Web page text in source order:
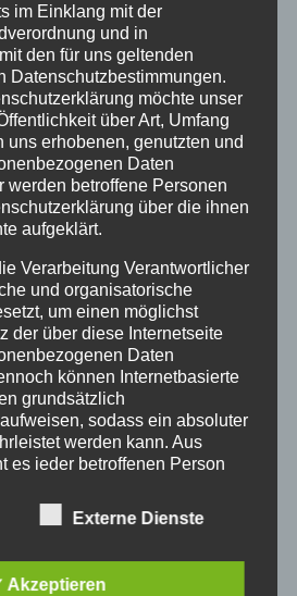
im Shop
im Einklang mit der
und in
den für uns geltenden
Datenschutzbestimmungen.
möchte unser
über Art, Umfang
uns erhobenen, genutzten und
Daten
werden betroffene Personen
über die ihnen
aufgeklärt.
Verarbeitung Verantwortlicher
und organisatorische
um einen möglichst
der über diese Internetseite
Daten
können Internetbasierte
grundsätzlich
sodass ein absoluter
werden kann. Aus
es jeder betroffenen Person
beispielsweise telefonisch, an
Externe Dienste
Akzeptieren